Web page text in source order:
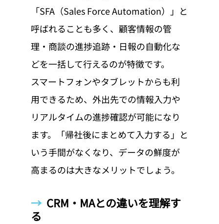
「SFA（Sales Force Automation）」と
呼ばれることも多く、顧客情報の管
理・商談の進捗追跡・日報の自動化な
どを一括して行えるのが特徴です。
スマートフォンやタブレットからも利
用できるため、外出先での情報入力や
リアルタイムの進捗確認が可能になり
ます。「帰社後にまとめて入力する」と
いう手間がなくなり、データの鮮度が
高まるのは大きなメリットでしょう。
→ CRM・MAとの違いを理解す
る